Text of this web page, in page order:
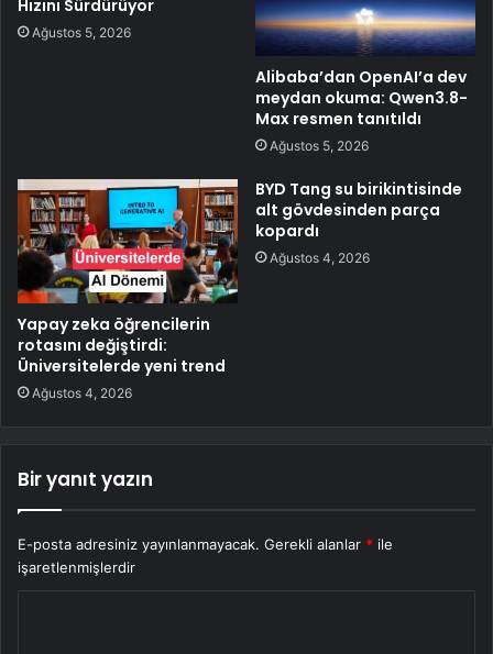
Hızını Sürdürüyor
Ağustos 5, 2026
Alibaba’dan OpenAI’a dev
meydan okuma: Qwen3.8-
Max resmen tanıtıldı
Ağustos 5, 2026
Yapay zeka öğrencilerin
rotasını değiştirdi:
Üniversitelerde yeni trend
Ağustos 4, 2026
BYD Tang su birikintisinde
alt gövdesinden parça
kopardı
Ağustos 4, 2026
Bir yanıt yazın
E-posta adresiniz yayınlanmayacak. Gerekli alanlar * ile
işaretlenmişlerdir